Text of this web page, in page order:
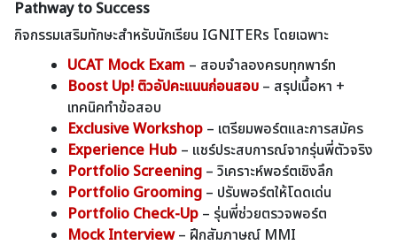
Pathway to Success
กิจกรรมเสริมทักษะสำหรับนักเรียน IGNITERs โดยเฉพาะ
UCAT Mock Exam – สอบจำลองครบทุกพาร์ท
Boost Up! ติวอัปคะแนนก่อนสอบ – สรุปเนื้อหา +
เทคนิคทำข้อสอบ
Exclusive Workshop – เตรียมพอร์ตและการสมัคร
Experience Hub – แชร์ประสบการณ์จากรุ่นพี่ตัวจริง
Portfolio Screening – วิเคราะห์พอร์ตเชิงลึก
Portfolio Grooming – ปรับพอร์ตให้โดดเด่น
Portfolio Check-Up – รุ่นพี่ช่วยตรวจพอร์ต
Mock Interview– ฝึกสัมภาษณ์ MMI